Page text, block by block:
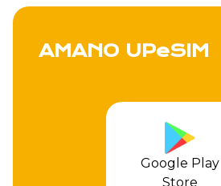
AMANO UPeSIM
Google Play
Store